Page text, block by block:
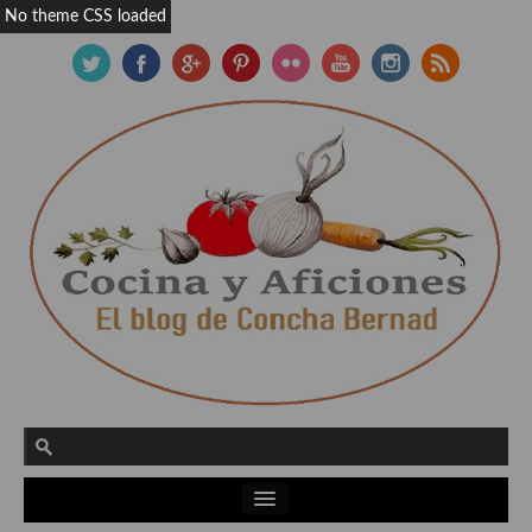
No theme CSS loaded